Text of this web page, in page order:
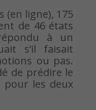
(en ligne), 175
de 46 états
à un
s’il faisait
ou pas.
de prédire le
pour les deux